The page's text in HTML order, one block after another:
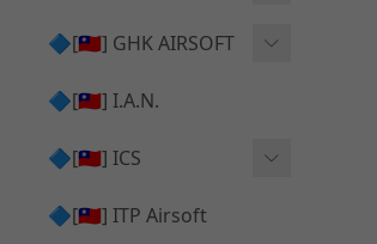
HOP膠皮
Hi-capa 彈匣外觀
維護保養
Hi-capa 上半外觀
🔷[🇹🇼] GHK AIRSOFT
AR ⧸ M4 GBB 原廠零件
AKM V3 主體 ＆ 原廠零件
🔷[🇹🇼] I.A.N.
🔷[🇹🇼] ICS
Hi-Capa 維修零件
🔷[🇹🇼] ITP Airsoft